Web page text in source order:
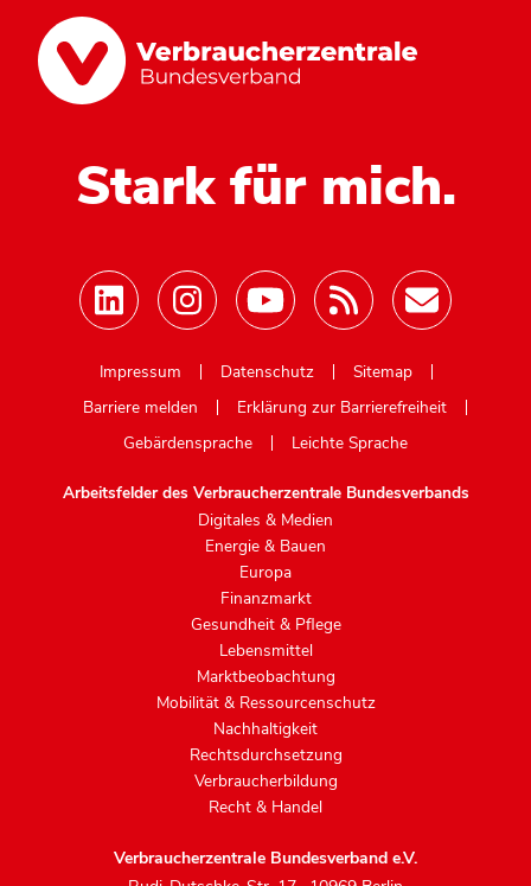
Stark für mich.
Impressum
Datenschutz
Sitemap
Barriere melden
Erklärung zur Barrierefreiheit
Gebärdensprache
Leichte Sprache
Arbeitsfelder des Verbraucherzentrale Bundesverbands
Digitales & Medien
Energie & Bauen
Europa
Finanzmarkt
Gesundheit & Pflege
Lebensmittel
Marktbeobachtung
Mobilität & Ressourcenschutz
Nachhaltigkeit
Rechtsdurchsetzung
Verbraucherbildung
Recht & Handel
Verbraucherzentrale Bundesverband e.V.